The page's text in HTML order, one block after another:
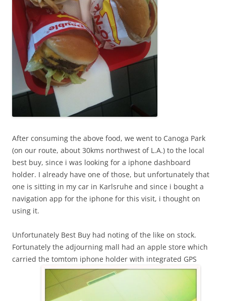
After consuming the above food, we went to Canoga Park
(on our route, about 30kms northwest of L.A.) to the local
best buy, since i was looking for a iphone dashboard
holder. I already have one of those, but unfortunately that
one is sitting in my car in Karlsruhe and since i bought a
navigation app for the iphone for this visit, i thought on
using it.
Unfortunately Best Buy had noting of the like on stock.
Fortunately the adjourning mall had an apple store which
carried the tomtom iphone holder with integrated GPS